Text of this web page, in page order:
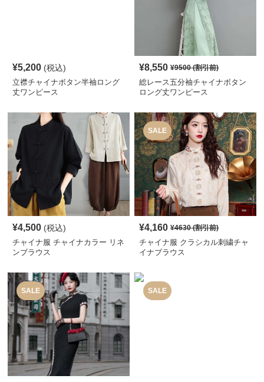
¥5,200 (税込)
立襟チャイナボタン半袖ロング
丈ワンピース
¥8,550 ¥9500(割引前)
総レース五分袖チャイナボタン
ロング丈ワンピース
¥4,500 (税込)
チャイナ服 チャイナカラー リネ
ンブラウス
SALE
¥4,160 ¥4630(割引前)
チャイナ服 クラシカル刺繍チャ
イナブラウス
SALE SALE